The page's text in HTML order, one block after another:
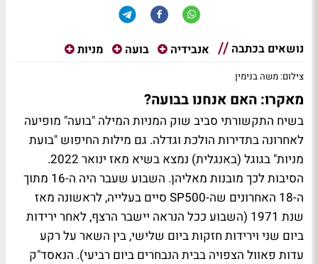
נושאים בכתבה אנבידיה בועה מניות
צילום: משה בנימין
מאקרו: האם אנחנו בבועה?
בשיח התקשורתי סביב שוק המניות המילה "בועה" מופיעה
לאחרונה בתדירות הולכת וגדלה. גם מילות החיפוש "בועת
מניות" בגוגל (באנגלית) נמצא בשיא מאז ינואר 2022.
הסיבות לכך מובנות מאליהן. השבוע שעבר היה ה-16 מתוך
ה-18 האחרונים שה-SP500 סיים בעלייה, לראשונה מאז
שנת 1971 (השבוע ככל הנראה יישבר הרצף, לאחר ירידות
ביום שני וירידות חזקות ביום שלישי, בין השאר על רקע
עדות פאוול הצפויה בבית הנבחרים ביום רביעי). הנאסד"ק